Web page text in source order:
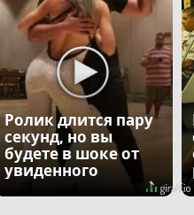
Ролик длится пару
секунд, но вы
будете в шоке от
увиденного